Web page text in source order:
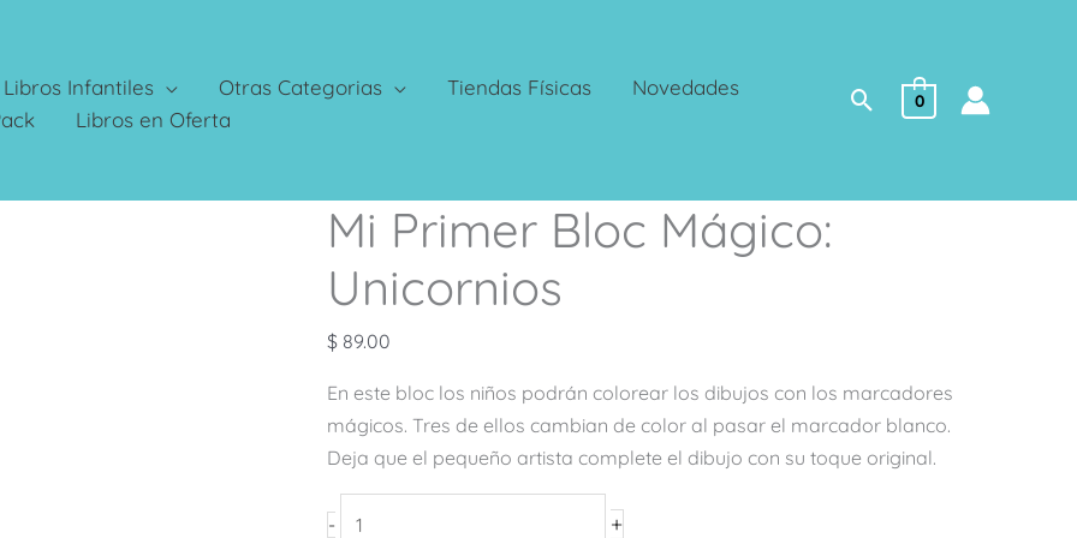
Libros Infantiles Otras Categorias Tiendas Físicas
Novedades
Libros en Oferta Buscar
0
Mi Primer Bloc Mágico:
Unicornios
$ 89.00
En este bloc los niños podrán colorear los dibujos con los marcadores
mágicos. Tres de ellos cambian de color al pasar el marcador blanco.
Deja que el pequeño artista complete el dibujo con su toque original.
-
Mi
Primer
Bloc
Mágico:
Unicornios
+